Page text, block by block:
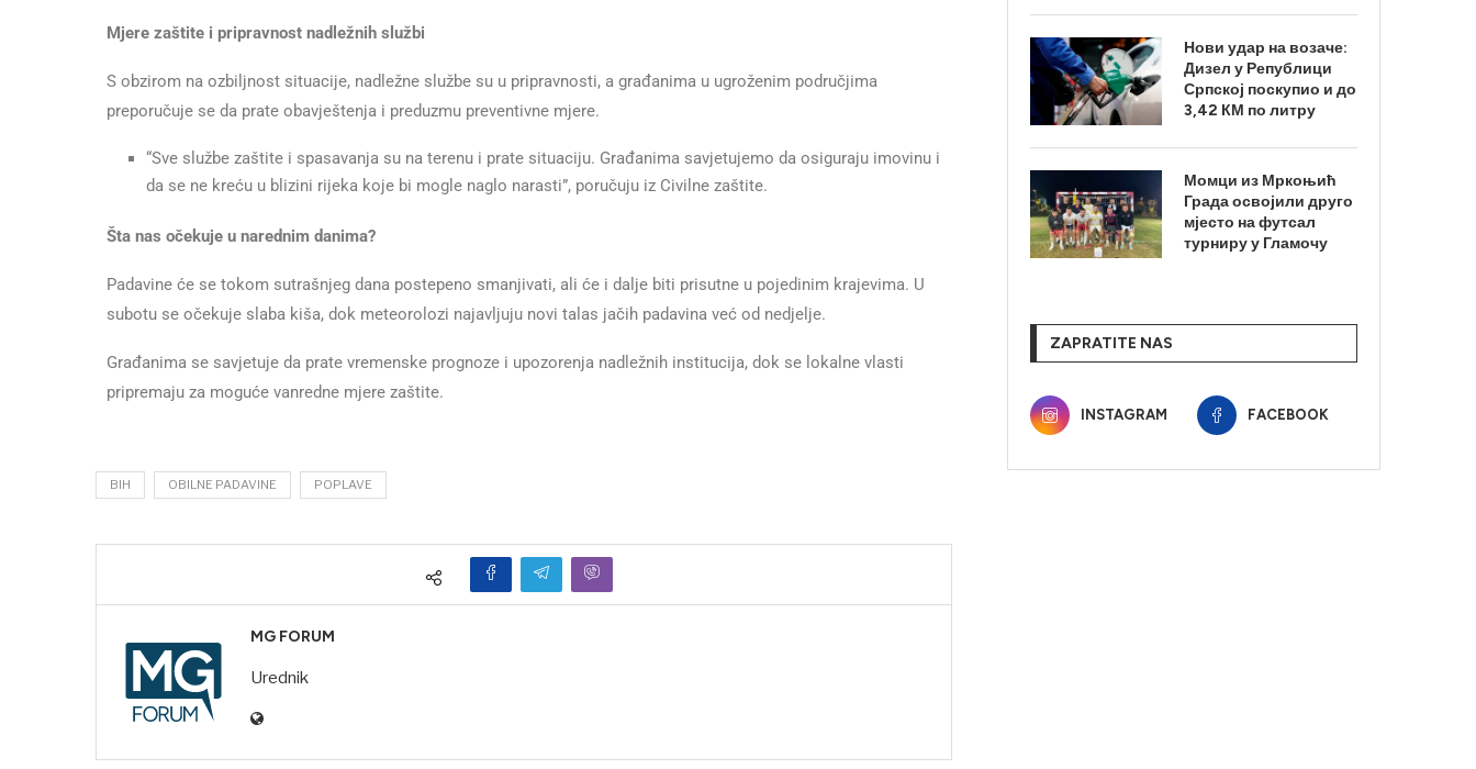
Mjere zaštite i pripravnost nadležnih službi
S obzirom na ozbiljnost situacije, nadležne službe su u pripravnosti, a građanima u ugroženim područjima
preporučuje se da prate obavještenja i preduzmu preventivne mjere.
“Sve službe zaštite i spasavanja su na terenu i prate situaciju. Građanima savjetujemo da osiguraju imovinu i
da se ne kreću u blizini rijeka koje bi mogle naglo narasti”, poručuju iz Civilne zaštite.
Šta nas očekuje u narednim danima?
Padavine će se tokom sutrašnjeg dana postepeno smanjivati, ali će i dalje biti prisutne u pojedinim krajevima. U
subotu se očekuje slaba kiša, dok meteorolozi najavljuju novi talas jačih padavina već od nedjelje.
Građanima se savjetuje da prate vremenske prognoze i upozorenja nadležnih institucija, dok se lokalne vlasti
pripremaju za moguće vanredne mjere zaštite.
BIH OBILNE PADAVINE POPLAVE
MG FORUM
Urednik
Нови удар на возаче:
Дизел у Републици
Српској поскупио и до
3,42 КМ по литру
Момци из Мркоњић
Града освојили друго
мјесто на футсал
турниру у Гламочу
ZAPRATITE NAS
INSTAGRAM FACEBOOK